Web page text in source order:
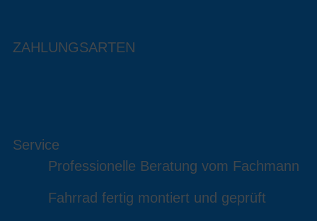
ZAHLUNGSARTEN
Service
Professionelle Beratung vom Fachmann
Fahrrad fertig montiert und geprüft